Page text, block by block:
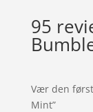
95
Vær den
Mint”